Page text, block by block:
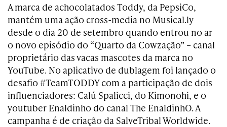
A marca de achocolatados Toddy, da PepsiCo,
mantém uma ação cross-media no Musical.ly
desde o dia 20 de setembro quando entrou no ar
o novo episódio do “Quarto da Cowzação” – canal
proprietário das vacas mascotes da marca no
YouTube. No aplicativo de dublagem foi lançado o
desafio #TeamTODDY com a participação de dois
influenciadores: Calú Spalicci, do Kimonohi, e o
youtuber Enaldinho do canal The EnaldinhO. A
campanha é de criação da SalveTribal Worldwide.